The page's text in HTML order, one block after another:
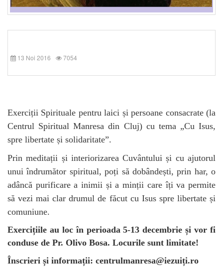
13 Noi 2016 7054
Exerciții Spirituale pentru laici și persoane consacrate (la
Centrul Spiritual Manresa din Cluj) cu tema „Cu Isus,
spre libertate și solidaritate”.
Prin meditații și interiorizarea Cuvântului și cu ajutorul
unui îndrumător spiritual, poți să dobândești, prin har, o
adâncă purificare a inimii și a minții care îți va permite
să vezi mai clar drumul de făcut cu Isus spre libertate și
comuniune.
Exercițiile au loc în perioada 5-13 decembrie și vor fi
conduse de Pr. Olivo Bosa. Locurile sunt limitate!
Înscrieri și informații: centrulmanresa@iezuiți.ro